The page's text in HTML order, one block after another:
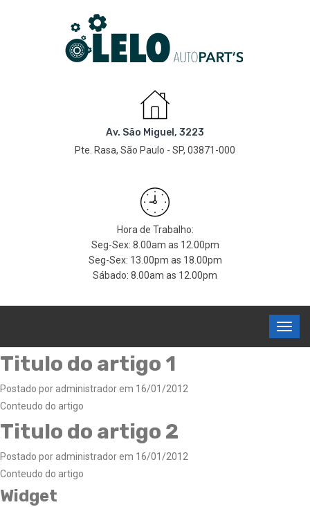
Av. São Miguel, 3223
Pte. Rasa, São Paulo - SP, 03871-000
Hora de Trabalho:
Seg-Sex: 8.00am as 12.00pm
Seg-Sex: 13.00pm as 18.00pm
Sábado: 8.00am as 12.00pm
Titulo do artigo 1
Postado por administrador em 16/01/2012
Conteudo do artigo
Titulo do artigo 2
Postado por administrador em 16/01/2012
Conteudo do artigo
Widget